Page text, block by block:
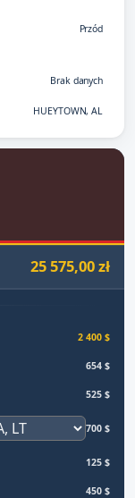
Przód
Brak danych
HUEYTOWN, AL
25 575,00 zł
2 400 $
654 $
525 $
700 $
125 $
450 $